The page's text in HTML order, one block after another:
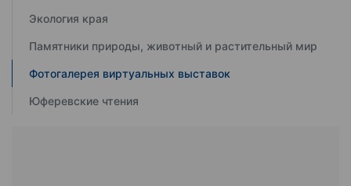
Экология края
Памятники природы, животный и растительный мир
Фотогалерея виртуальных выставок
Юферевские чтения